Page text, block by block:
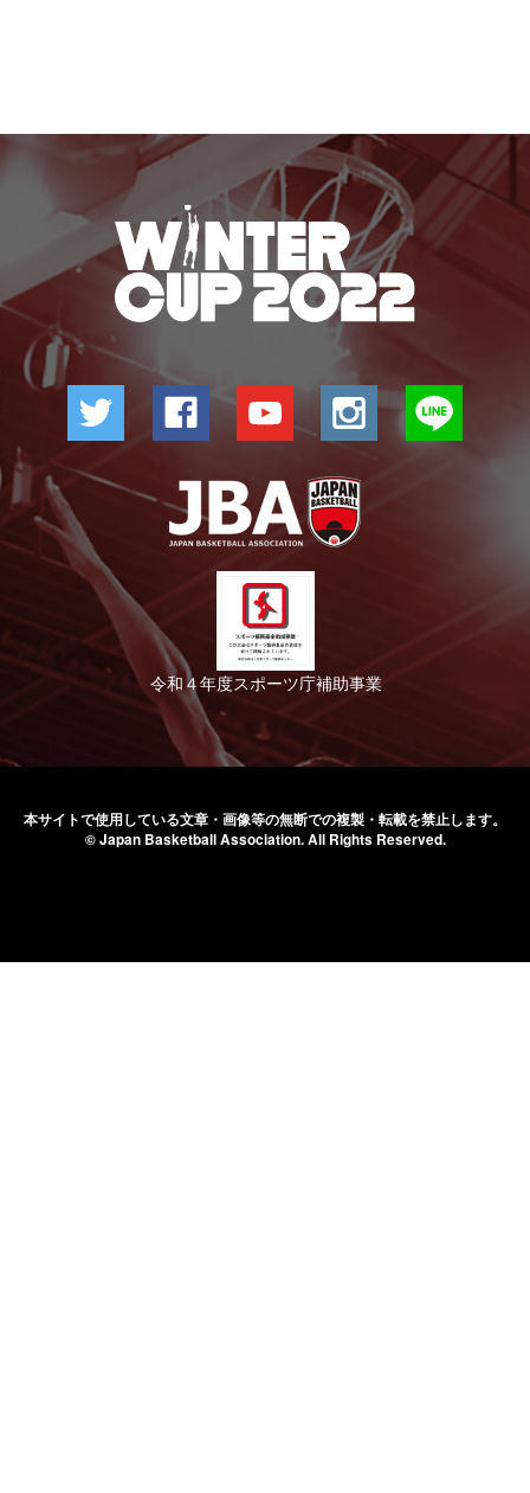
令和４年度スポーツ庁補助事業
本サイトで使用している文章・画像等の無断での複製・転載を禁止します。
© Japan Basketball Association.All Rights Reserved.